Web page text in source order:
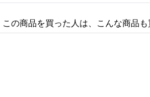
この商品を買った人は、こんな商品